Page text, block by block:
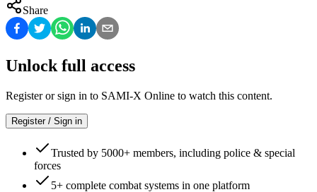
Share
Unlock full access
Register or sign in to SAMI-X Online to watch this content.
Register / Sign in
Trusted by 5000+ members, including police & special
forces
5+ complete combat systems in one platform